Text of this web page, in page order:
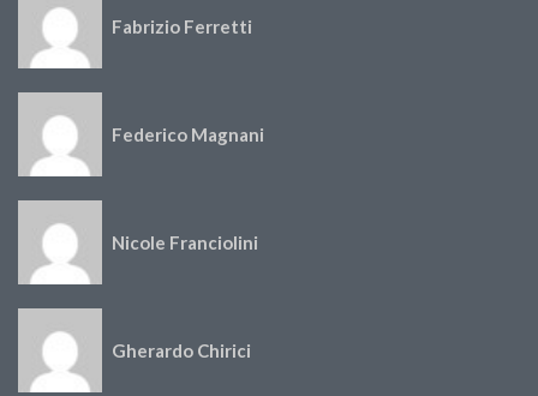
Fabrizio Ferretti
Federico Magnani
Nicole Franciolini
Gherardo Chirici